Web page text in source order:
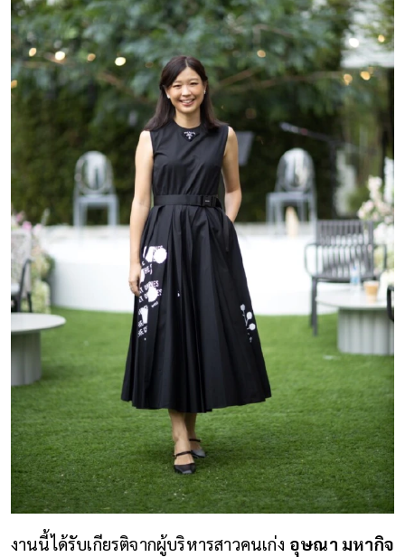
งานนี้ได้รับเกียรติจากผู้บริหารสาวคนเก่ง อุษณา มหากิจ